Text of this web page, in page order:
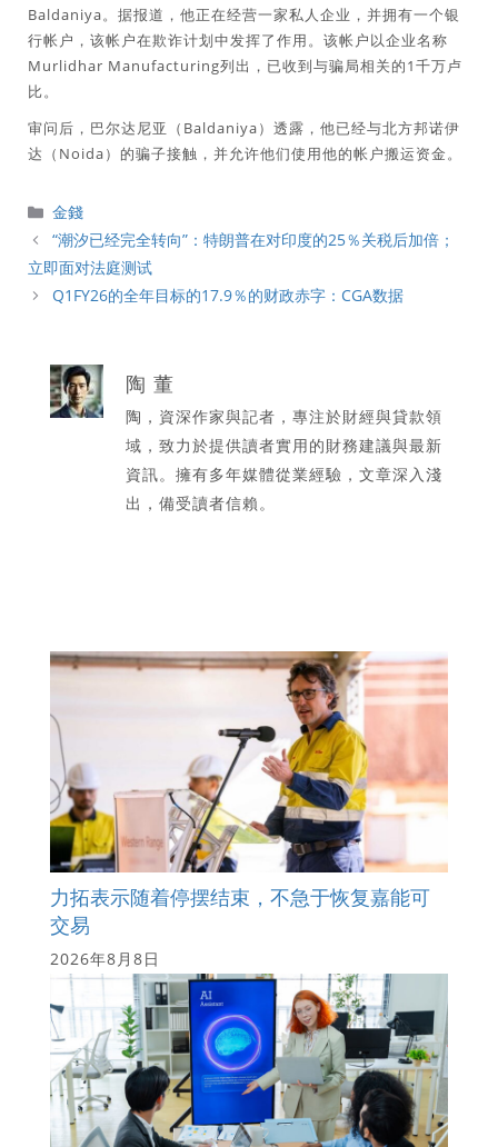
Baldaniya。据报道，他正在经营一家私人企业，并拥有一个银
行帐户，该帐户在欺诈计划中发挥了作用。该帐户以企业名称
Murlidhar Manufacturing列出，已收到与骗局相关的1千万卢
比。
审问后，巴尔达尼亚（Baldaniya）透露，他已经与北方邦诺伊
达（Noida）的骗子接触，并允许他们使用他的帐户搬运资金。
分
類
金錢
“潮汐已经完全转向”：特朗普在对印度的25％关税后加倍；
立即面对法庭测试
Q1FY26的全年目标的17.9％的财政赤字：CGA数据
陶 董
陶，資深作家與記者，專注於財經與貸款領
域，致力於提供讀者實用的財務建議與最新
資訊。擁有多年媒體從業經驗，文章深入淺
出，備受讀者信賴。
力拓表示随着停摆结束，不急于恢复嘉能可
交易
2026年8月8日